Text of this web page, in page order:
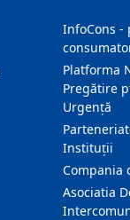
InfoCons -
Platforma
Pregătire
Urgență
Instituții
Compania
Asociatia